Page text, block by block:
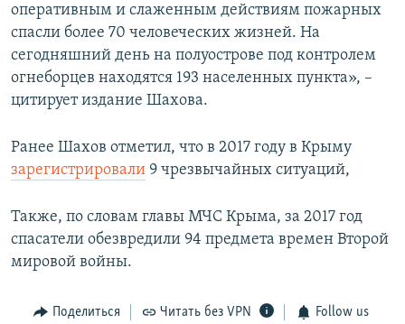
УКРАИНСКАЯ ПРОБЛЕМА КРЫМА
Все сайты RFE/RL
оперативным и слаженным действиям пожарных
спасли более 70 человеческих жизней. На
сегодняшний день на полуострове под контролем
огнеборцев находятся 193 населенных пункта», –
цитирует издание Шахова.
Ранее Шахов отметил, что в 2017 году в Крыму
зарегистрировали 9 чрезвычайных ситуаций,
Также, по словам главы МЧС Крыма, за 2017 год
спасатели обезвредили 94 предмета времен Второй
мировой войны.
Поделиться Читать без VPN Follow us